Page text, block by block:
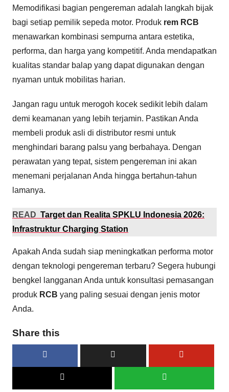
Memodifikasi bagian pengereman adalah langkah bijak
bagi setiap pemilik sepeda motor. Produk rem RCB
menawarkan kombinasi sempurna antara estetika,
performa, dan harga yang kompetitif. Anda mendapatkan
kualitas standar balap yang dapat digunakan dengan
nyaman untuk mobilitas harian.
Jangan ragu untuk merogoh kocek sedikit lebih dalam
demi keamanan yang lebih terjamin. Pastikan Anda
membeli produk asli di distributor resmi untuk
menghindari barang palsu yang berbahaya. Dengan
perawatan yang tepat, sistem pengereman ini akan
menemani perjalanan Anda hingga bertahun-tahun
lamanya.
READ Target dan Realita SPKLU Indonesia 2026:
Infrastruktur Charging Station
Apakah Anda sudah siap meningkatkan performa motor
dengan teknologi pengereman terbaru? Segera hubungi
bengkel langganan Anda untuk konsultasi pemasangan
produk RCB yang paling sesuai dengan jenis motor
Anda.
Share this